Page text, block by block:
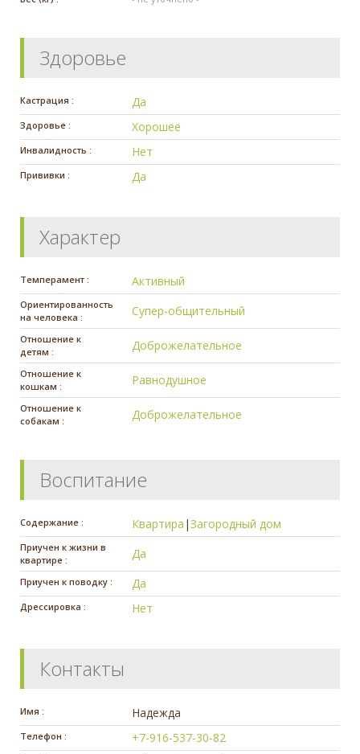
Здоровье
Кастрация : Да
Здоровье : Хорошее
Инвалидность : Нет
Прививки : Да
Характер
Темперамент : Активный
Ориентированность
на человека :
Супер-общительный
Отношение к
детям :
Доброжелательное
Отношение к
кошкам :
Равнодушное
Отношение к
собакам :
Доброжелательное
Воспитание
Содержание : Квартира |Загородный дом
Приучен к жизни в
квартире :
Да
Приучен к поводку : Да
Дрессировка : Нет
Контакты
Имя : Надежда
Телефон : +7-916-537-30-82